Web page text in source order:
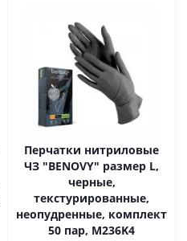
Перчатки нитриловые
ЧЗ "BENOVY" размер L,
черные,
текстурированные,
неопудренные, комплект
50 пар, M236K4